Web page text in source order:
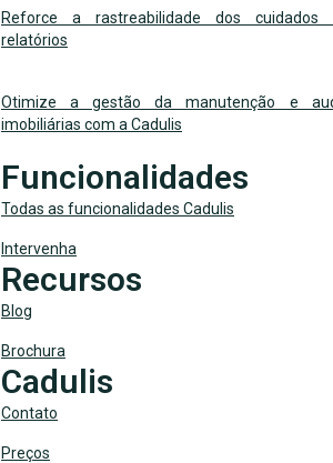
Reforce a rastreabilidade dos
relatórios
Otimize a gestão da manutenção e
imobiliárias com a Cadulis
Funcionalidades
Todas as funcionalidades Cadulis
Intervenha
Recursos
Blog
Brochura
Cadulis
Contato
Preços